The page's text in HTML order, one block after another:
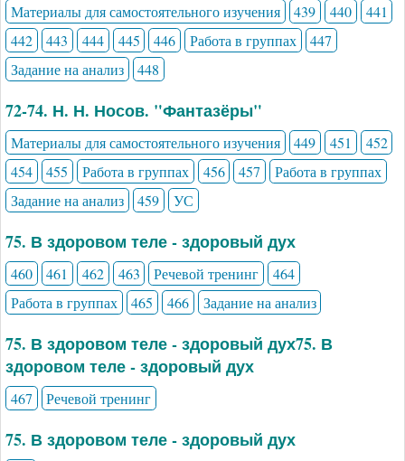
Материалы для самостоятельного изучения 439 440
441
442
443 444 445 446 Работа в группах
447
Задание на анализ
448
72-74. Н. Н. Носов. "Фантазёры"
Материалы для самостоятельного изучения 449 451
452
454
455 Работа в группах 456 457
Работа в группах
Задание на анализ
459 УС
75. В здоровом теле - здоровый дух
460 461 462 463 Речевой тренинг
464
Работа в группах
465 466 Задание на анализ
75. В здоровом теле - здоровый дух75. В
здоровом теле - здоровый дух
467 Речевой тренинг
75. В здоровом теле - здоровый дух